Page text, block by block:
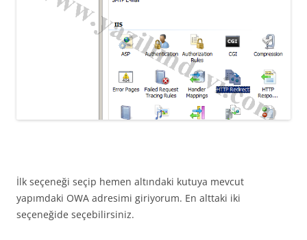
İlk seçeneği seçip hemen altındaki kutuya mevcut
yapımdaki OWA adresimi giriyorum. En alttaki iki
seçeneğide seçebilirsiniz.